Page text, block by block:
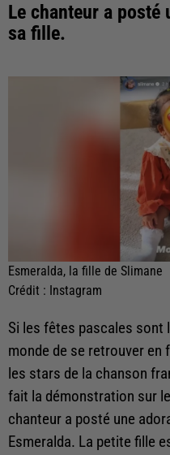
Le chanteur a posté
sa fille.
Esmeralda, la fille de Slimane
Crédit : Instagram
Si les fêtes pascales sont
monde de se retrouver en
les stars de la chanson
fait la démonstration sur
chanteur a posté une
Esmeralda. La petite fille